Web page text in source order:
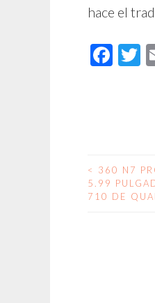
hace el
<
360 N7
5.99
710 DE